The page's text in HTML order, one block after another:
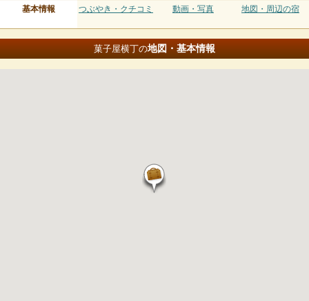
基本情報 つぶやき・クチコミ 動画・写真 地図・周辺の宿
菓子屋横丁の地図・基本情報